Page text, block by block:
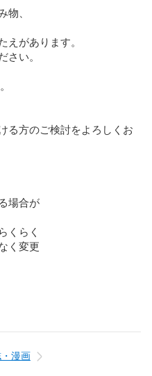
、
があります。
い。
る方のご検討をよろしくお
場合が
くらく
く変更
漫画